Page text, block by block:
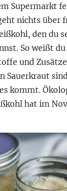
Supermarkt
nichts über
den du
So weißt
und
Sauerkraut
kommt.
hat im